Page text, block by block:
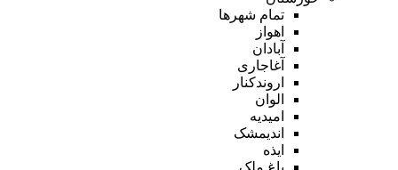
تمام شهر‌ها
اهواز
آبادان
آغاجاری
اروندکنار
الوان
امیدیه
اندیمشک
ایذه
باغ ملک